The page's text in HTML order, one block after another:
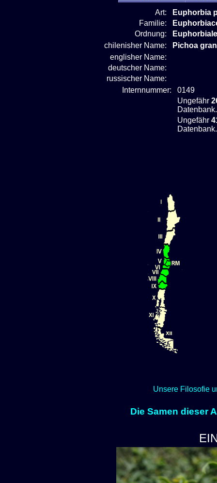
Art:
Euphorbia
Familie:
Ordnung:
chilenisher Name:
Pichoa
englisher Name:
deutscher Name:
russischer Name:
Internnummer:
0149
Ungefähr
Datenbank.
Ungefähr
Datenbank.
Unsere Filosofie
Die Samen dieser